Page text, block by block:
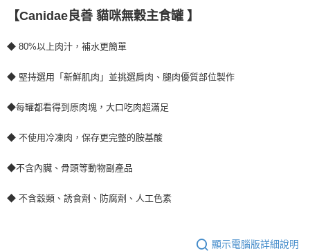
【Canidae良善 貓咪無穀主食罐 】
◆ 80%以上肉汁，補水更簡單
◆ 堅持選用「新鮮肌肉」並挑選肩肉、腿肉優質部位製作
◆每罐都看得到原肉塊，大口吃肉超滿足
◆ 不使用冷凍肉，保存更完整的胺基酸
◆不含內臟、骨頭等動物副產品
◆ 不含穀類、誘食劑、防腐劑、人工色素
顯示電腦版詳細說明